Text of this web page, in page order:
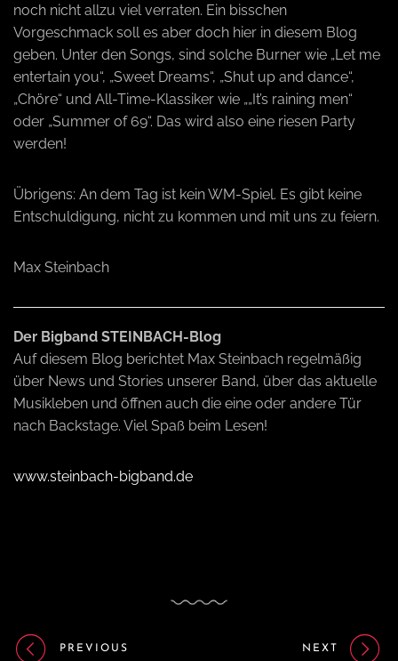
noch nicht allzu viel verraten. Ein bisschen
Vorgeschmack soll es aber doch hier in diesem Blog
geben. Unter den Songs, sind solche Burner wie „Let me
entertain you“, „Sweet Dreams“, „Shut up and dance“,
„Chöre“ und All-Time-Klassiker wie „„It’s raining men“
oder „Summer of 69“. Das wird also eine riesen Party
werden!
Übrigens: An dem Tag ist kein WM-Spiel. Es gibt keine
Entschuldigung, nicht zu kommen und mit uns zu feiern.
Max Steinbach
Der Bigband STEINBACH-Blog
Auf diesem Blog berichtet Max Steinbach regelmäßig
über News und Stories unserer Band, über das aktuelle
Musikleben und öffnen auch die eine oder andere Tür
nach Backstage. Viel Spaß beim Lesen!
www.steinbach-bigband.de
PREVIOUS NEXT